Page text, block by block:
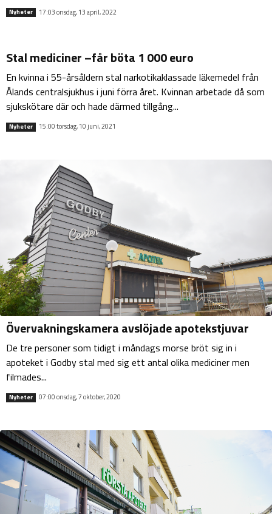
Nyheter 17:03 onsdag, 13 april, 2022
Stal mediciner –får böta 1 000 euro
En kvinna i 55-årsåldern stal narkotikaklassade läkemedel från
Ålands centralsjukhus i juni förra året. Kvinnan arbetade då som
sjukskötare där och hade därmed tillgång...
Nyheter 15:00 torsdag, 10 juni, 2021
Övervakningskamera avslöjade apotekstjuvar
De tre personer som tidigt i måndags morse bröt sig in i
apoteket i Godby stal med sig ett antal olika mediciner men
filmades...
Nyheter 07:00 onsdag, 7 oktober, 2020